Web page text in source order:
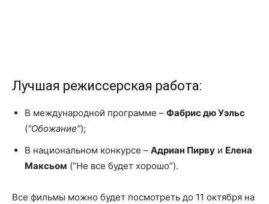
Лучшая режиссерская работа:
В международной программе – Фабрис дю Уэльс
(“Обожание”);
В национальном конкурсе – Адриан Пирву и Елена
Максьом (“Не все будет хорошо”).
Все фильмы можно будет посмотреть до 11 октября на